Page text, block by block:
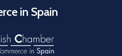
in Spain